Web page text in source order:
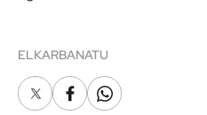
ELKARBANATU
X FacebookWhatsapp